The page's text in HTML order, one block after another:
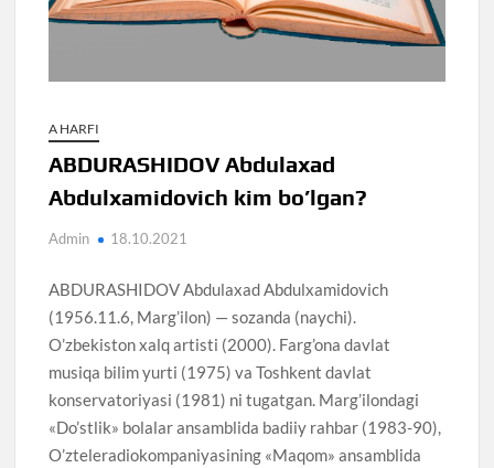
A HARFI
ABDURASHIDOV Abdulaxad
Abdulxamidovich kim bo’lgan?
Admin 18.10.2021
ABDURASHIDOV Abdulaxad Abdulxamidovich
(1956.11.6, Marg’ilon) — sozanda (naychi).
O’zbekiston xalq artisti (2000). Farg’ona davlat
musiqa bilim yurti (1975) va Toshkent davlat
konservatoriyasi (1981) ni tugatgan. Marg’ilondagi
«Do’stlik» bolalar ansamblida badiiy rahbar (1983-90),
O’zteleradiokompaniyasining «Maqom» ansamblida